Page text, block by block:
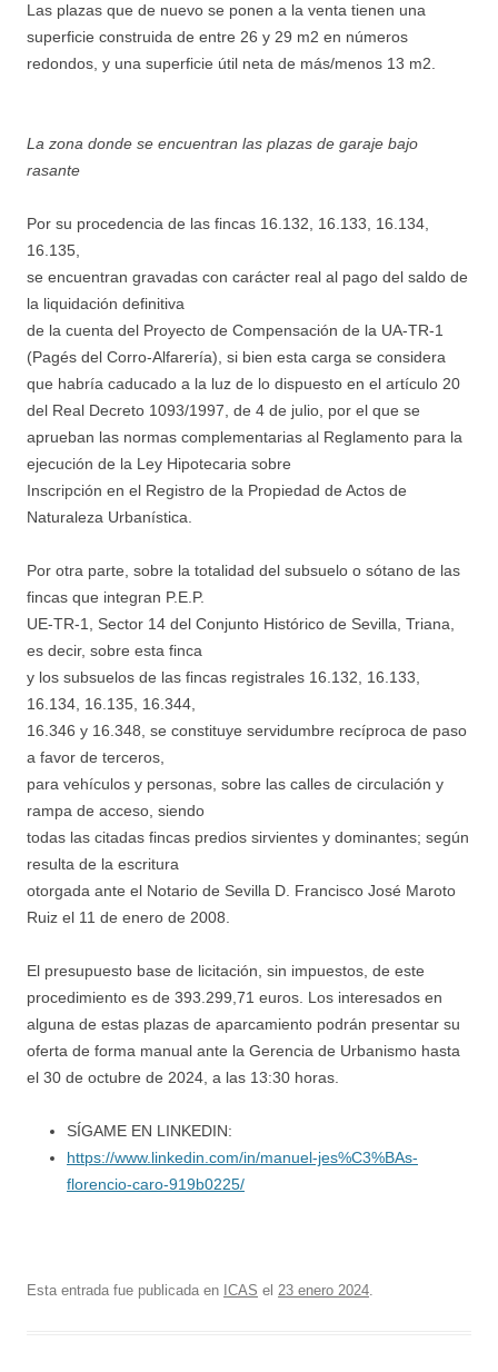
Las plazas que de nuevo se ponen a la venta tienen una
superficie construida de entre 26 y 29 m2 en números
redondos, y una superficie útil neta de más/menos 13 m2.
La zona donde se encuentran las plazas de garaje bajo
rasante
Por su procedencia de las fincas 16.132, 16.133, 16.134,
16.135,
se encuentran gravadas con carácter real al pago del saldo de
la liquidación definitiva
de la cuenta del Proyecto de Compensación de la UA-TR-1
(Pagés del Corro-Alfarería), si bien esta carga se considera
que habría caducado a la luz de lo dispuesto en el artículo 20
del Real Decreto 1093/1997, de 4 de julio, por el que se
aprueban las normas complementarias al Reglamento para la
ejecución de la Ley Hipotecaria sobre
Inscripción en el Registro de la Propiedad de Actos de
Naturaleza Urbanística.
Por otra parte, sobre la totalidad del subsuelo o sótano de las
fincas que integran P.E.P.
UE-TR-1, Sector 14 del Conjunto Histórico de Sevilla, Triana,
es decir, sobre esta finca
y los subsuelos de las fincas registrales 16.132, 16.133,
16.134, 16.135, 16.344,
16.346 y 16.348, se constituye servidumbre recíproca de paso
a favor de terceros,
para vehículos y personas, sobre las calles de circulación y
rampa de acceso, siendo
todas las citadas fincas predios sirvientes y dominantes; según
resulta de la escritura
otorgada ante el Notario de Sevilla D. Francisco José Maroto
Ruiz el 11 de enero de 2008.
El presupuesto base de licitación, sin impuestos, de este
procedimiento es de 393.299,71 euros. Los interesados en
alguna de estas plazas de aparcamiento podrán presentar su
oferta de forma manual ante la Gerencia de Urbanismo hasta
el 30 de octubre de 2024, a las 13:30 horas.
SÍGAME EN LINKEDIN:
https://www.linkedin.com/in/manuel-jes%C3%BAs-
florencio-caro-919b0225/
Esta entrada fue publicada en ICAS el 23 enero 2024.